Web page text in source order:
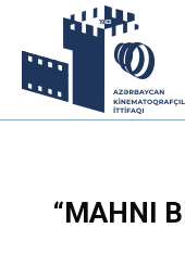
“MAHNI